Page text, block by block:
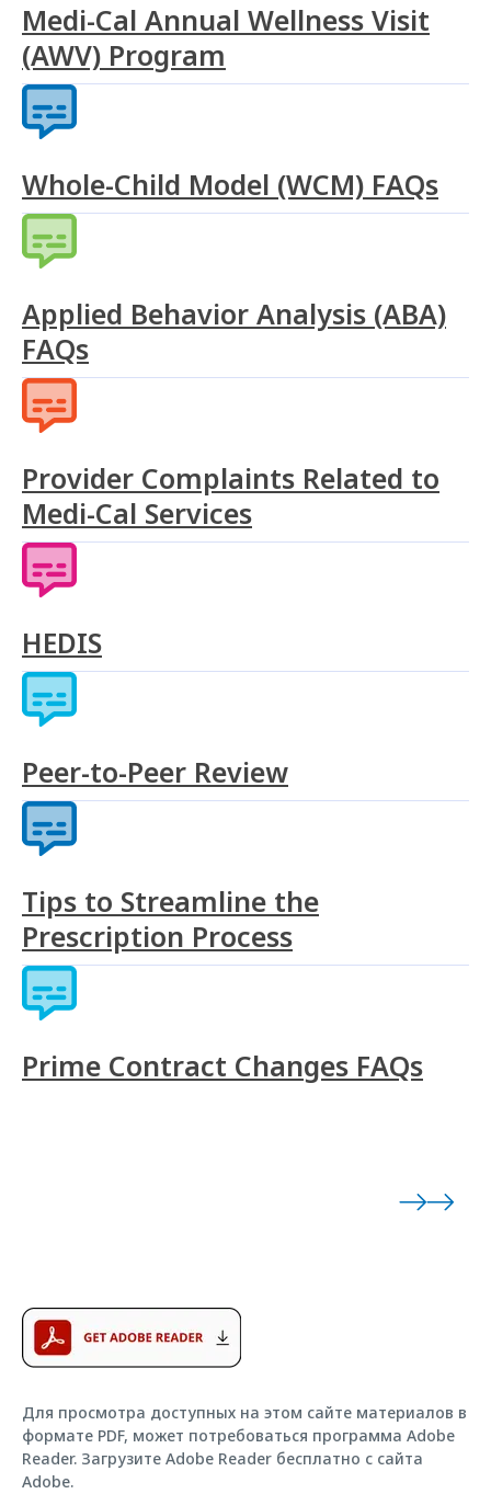
Medi-Cal Annual Wellness Visit
(AWV) Program
Whole-Child Model (WCM) FAQs
Applied Behavior Analysis (ABA)
FAQs
Provider Complaints Related to
Medi-Cal Services
HEDIS
Peer-to-Peer Review
Tips to Streamline the
Prescription Process
Prime Contract Changes FAQs
Для просмотра доступных на этом сайте материалов в
формате PDF, может потребоваться программа Adobe
Reader. Загрузите Adobe Reader бесплатно с сайта
Adobe.